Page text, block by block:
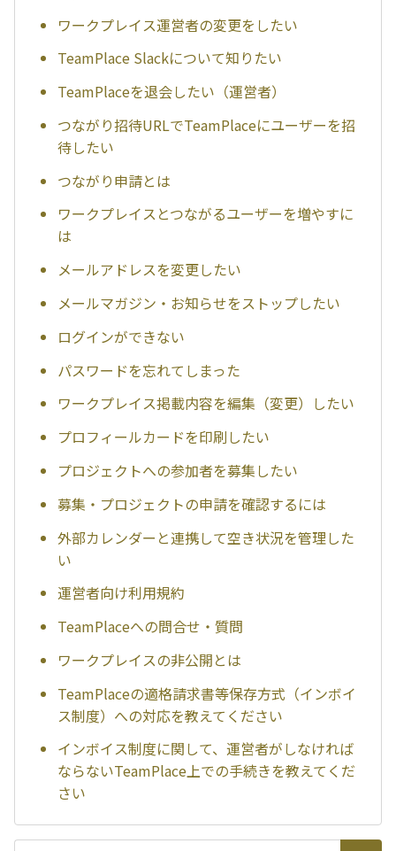
ワークプレイス運営者の変更をしたい
TeamPlace Slackについて知りたい
TeamPlaceを退会したい（運営者）
つながり招待URLでTeamPlaceにユーザーを招
待したい
つながり申請とは
ワークプレイスとつながるユーザーを増やすに
は
メールアドレスを変更したい
メールマガジン・お知らせをストップしたい
ログインができない
パスワードを忘れてしまった
ワークプレイス掲載内容を編集（変更）したい
プロフィールカードを印刷したい
プロジェクトへの参加者を募集したい
募集・プロジェクトの申請を確認するには
外部カレンダーと連携して空き状況を管理した
い
運営者向け利用規約
TeamPlaceへの問合せ・質問
ワークプレイスの非公開とは
TeamPlaceの適格請求書等保存方式（インボイ
ス制度）への対応を教えてください
インボイス制度に関して、運営者がしなければ
ならないTeamPlace上での手続きを教えてくだ
さい